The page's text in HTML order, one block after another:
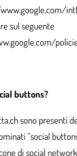
sul seguente
buttons?
sono presenti
“social
di social